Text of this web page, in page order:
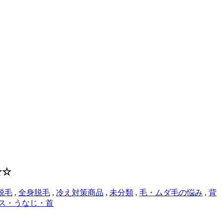
毛 , 全身脱毛 , 冷え対策商品 , 未分類 , 毛・ムダ毛の悩み , 背
・うなじ・首